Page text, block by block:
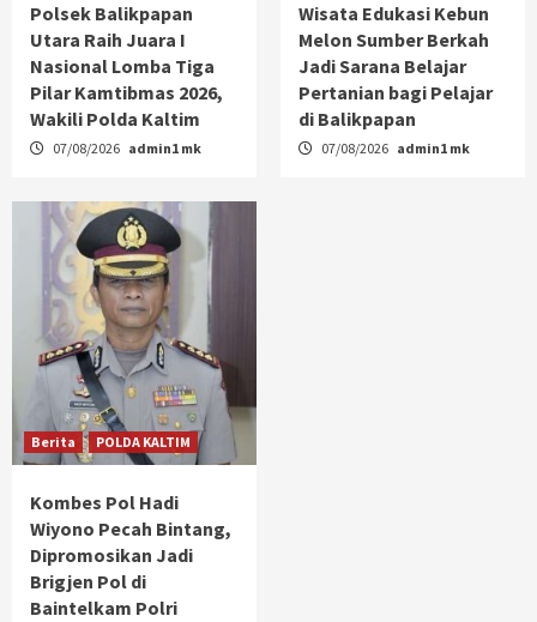
Polsek Balikpapan
Utara Raih Juara I
Nasional Lomba Tiga
Pilar Kamtibmas 2026,
Wakili Polda Kaltim
07/08/2026 admin1 mk
Wisata Edukasi Kebun
Melon Sumber Berkah
Jadi Sarana Belajar
Pertanian bagi Pelajar
di Balikpapan
07/08/2026 admin1 mk
Berita POLDA KALTIM
Kombes Pol Hadi
Wiyono Pecah Bintang,
Dipromosikan Jadi
Brigjen Pol di
Baintelkam Polri